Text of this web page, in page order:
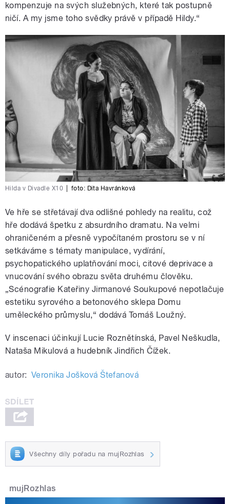
kompenzuje na svých služebných, které tak postupně
ničí. A my jsme toho svědky právě v případě Hildy.“
Hilda v Divadle X10 foto: Dita Havránková
Ve hře se střetávají dva odlišné pohledy na realitu, což
hře dodává špetku z absurdního dramatu. Na velmi
ohraničeném a přesně vypočítaném prostoru se v ní
setkáváme s tématy manipulace, vydírání,
psychopatického uplatňování moci, citové deprivace a
vnucování svého obrazu světa druhému člověku.
„Scénografie Kateřiny Jirmanové Soukupové nepotlačuje
estetiku syrového a betonového sklepa Domu
uměleckého průmyslu,“ dodává Tomáš Loužný.
V inscenaci účinkují Lucie Roznětínská, Pavel Neškudla,
Nataša Mikulová a hudebník Jindřich Čížek.
autor: Veronika Jošková Štefanová
Všechny díly pořadu na mujRozhlas
mujRozhlas